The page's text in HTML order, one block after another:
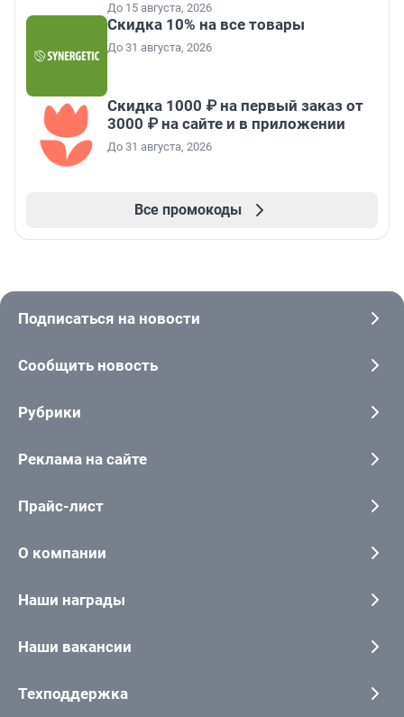
До 15 августа, 2026
Скидка 10% на все товары
До 31 августа, 2026
Скидка 1000 ₽ на первый заказ от
3000 ₽ на сайте и в приложении
До 31 августа, 2026
Все промокоды
Подписаться на новости
Сообщить новость
Рубрики
Реклама на сайте
Прайс-лист
О компании
Наши награды
Наши вакансии
Техподдержка